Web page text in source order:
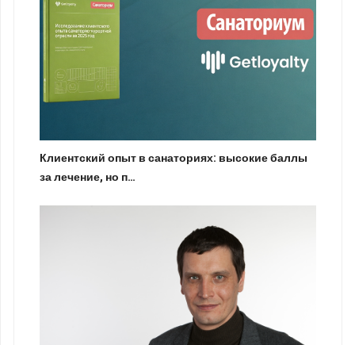
Клиентский опыт в санаториях: высокие баллы
за лечение, но п…